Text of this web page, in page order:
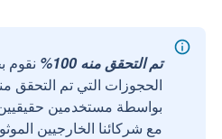
تم التحقق منه 100%
نقوم
الحجوزات التي تم التحقق
مع شركائنا الخارجيين